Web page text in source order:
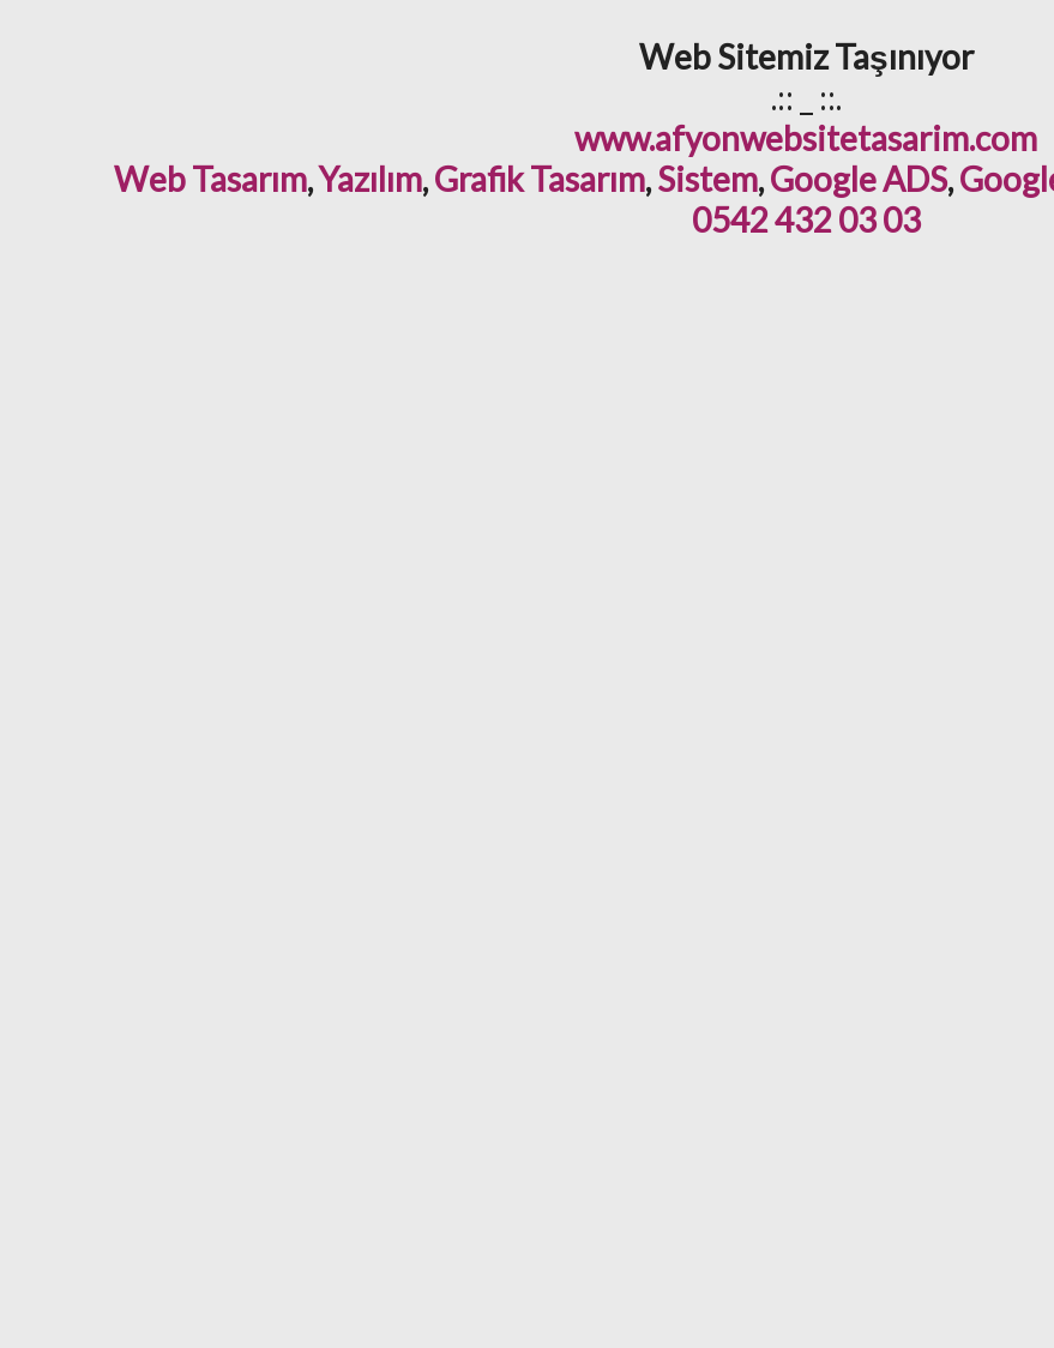
Web Sitemiz Taşınıyor
.:: _ ::.
www.afyonwebsitetasarim.com
Web Tasarım,Yazılım,Grafik Tasarım,Sistem,Google ADS,
0542 432 03 03